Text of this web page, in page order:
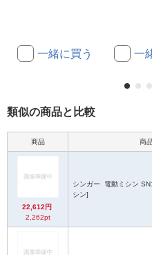
一緒に買う 一
類似の商品と比較
商品 商
22,612円
2,262pt
シンガー
シン]